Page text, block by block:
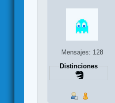
Mensajes: 128
Distinciones